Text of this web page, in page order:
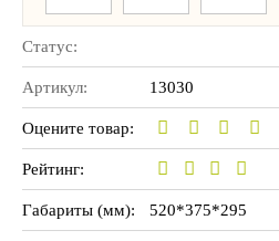
Статус:
Артикул: 13030
Оцените товар:
Рейтинг:
Габариты (мм): 520*375*295